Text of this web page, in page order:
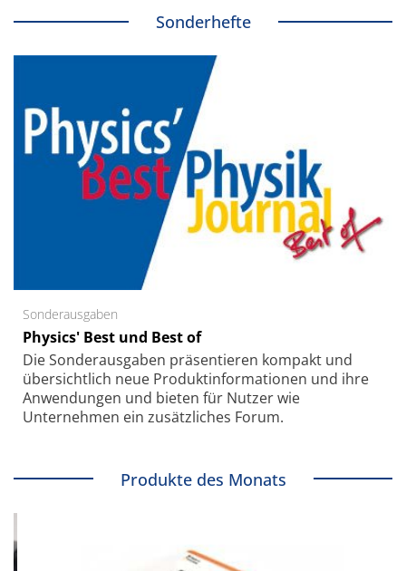
Sonderhefte
Sonderausgaben
Physics' Best und Best of
Die Sonder­ausgaben präsentieren kompakt und
übersichtlich neue Produkt­informationen und ihre
Anwendungen und bieten für Nutzer wie
Unternehmen ein zusätzliches Forum.
Produkte des Monats